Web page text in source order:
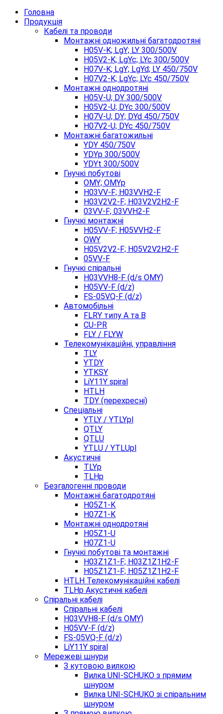
Головна
Продукція
Кабелі та проводи
Монтажні одножильні багатодротяні
H05V-K; LgY; LY 300/500V
H05V2-K; LgYc; LYc 300/500V
H07V-K; LgY; LgYd; LY 450/750V
H07V2-K; LgYc; LYc 450/750V
Монтажні однодротяні
H05V-U; DY 300/500V
H05V2-U; DYc 300/500V
H07V-U; DY; DYd 450/750V
H07V2-U; DYc 450/750V
Монтажні багатожильні
YDY 450/750V
YDYp 300/500V
YDYt 300/500V
Гнучкі побутові
OMY; OMYp
H03VV-F; H03VVH2-F
H03V2V2-F; H03V2V2H2-F
03VV-F; 03VVH2-F
Гнучкі монтажні
H05VV-F; H05VVH2-F
OWY
H05V2V2-F; H05V2V2H2-F
05VV-F
Гнучкі спіральні
H03VVH8-F (d/s OMY)
H05VV-F (d/z)
FS-05VQ-F (d/z)
Автомобільні
FLRY типу A та B
CU-PR
FLY / FLYW
Телекомунікаційні, управління
TLY
YTDY
YTKSY
LiY11Y spiral
HTLH
TDY (перехресні)
Спеціальні
YTLY / YTLYpl
QTLY
QTLU
YTLU / YTLUpl
Акустичні
TLYp
TLHp
Безгалогенні проводи
Монтажні багатодротяні
H05Z1-K
H07Z1-K
Монтажні однодротяні
H05Z1-U
H07Z1-U
Гнучкі побутові та монтажні
H03Z1Z1-F; H03Z1Z1H2-F
H05Z1Z1-F; H05Z1Z1H2-F
HTLH Телекомунікаційні кабелі
TLHp Акустичні кабелі
Спіральні кабелі
Спіральні кабелі
H03VVH8-F (d/s OMY)
H05VV-F (d/z)
FS-05VQ-F (d/z)
LiY11Y spiral
Мережеві шнури
З кутовою вилкою
Вилка UNI-SCHUKO з прямим
шнуром
Вилка UNI-SCHUKO зі спіральним
шнуром